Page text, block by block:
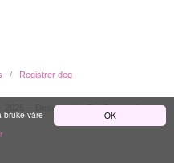
OK
bruke våre
Registrer deg
2026 -- Designed by EwcDesign ®